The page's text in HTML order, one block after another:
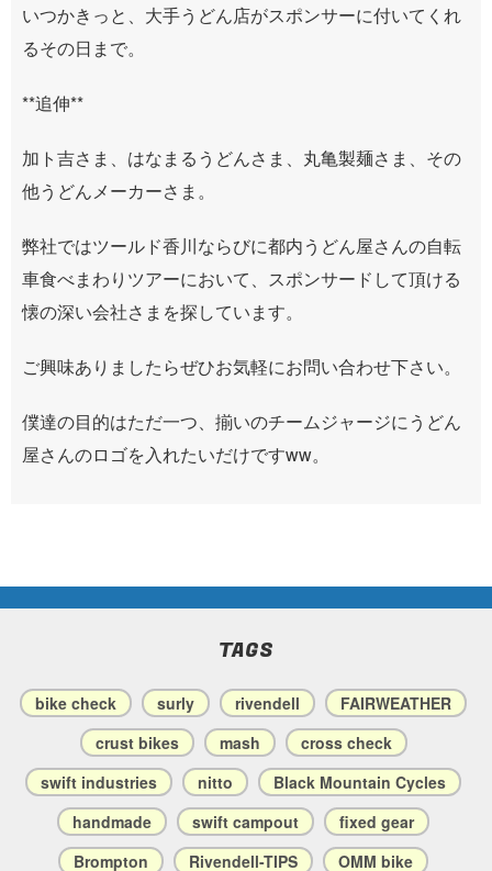
いつかきっと、大手うどん店がスポンサーに付いてくれ
るその日まで。
**追伸**
加ト吉さま、はなまるうどんさま、丸亀製麺さま、その
他うどんメーカーさま。
弊社ではツールド香川ならびに都内うどん屋さんの自転
車食べまわりツアーにおいて、スポンサードして頂ける
懐の深い会社さまを探しています。
ご興味ありましたらぜひお気軽にお問い合わせ下さい。
僕達の目的はただ一つ、揃いのチームジャージにうどん
屋さんのロゴを入れたいだけですww。
TAGS
bike check surly rivendell
FAIRWEATHER
crust bikes
mash
cross check
swift industries
nitto
Black Mountain Cycles
handmade
swift campout
fixed gear
Brompton
Rivendell-TIPS
OMM bike